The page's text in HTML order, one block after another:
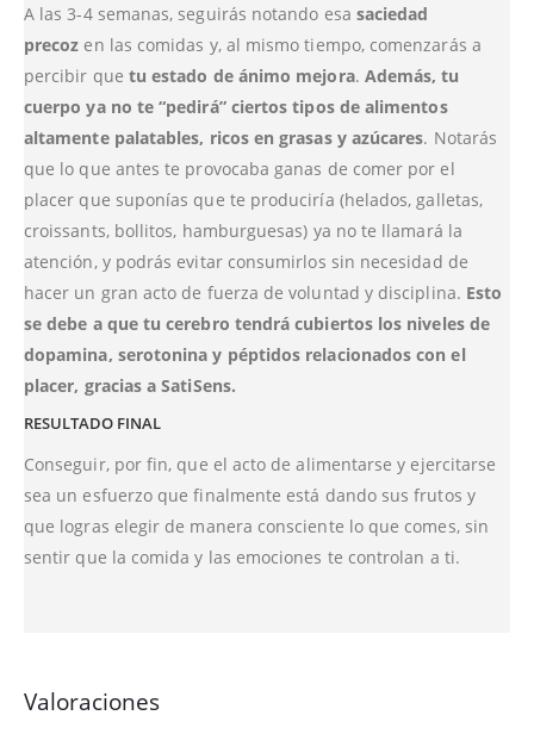
A las 3-4 semanas, seguirás notando esa saciedad
precoz en las comidas y, al mismo tiempo, comenzarás a
percibir que tu estado de ánimo mejora. Además, tu
cuerpo ya no te “pedirá” ciertos tipos de alimentos
altamente palatables, ricos en grasas y azúcares. Notarás
que lo que antes te provocaba ganas de comer por el
placer que suponías que te produciría (helados, galletas,
croissants, bollitos, hamburguesas) ya no te llamará la
atención, y podrás evitar consumirlos sin necesidad de
hacer un gran acto de fuerza de voluntad y disciplina. Esto
se debe a que tu cerebro tendrá cubiertos los niveles de
dopamina, serotonina y péptidos relacionados con el
placer, gracias a SatiSens.
RESULTADO FINAL
Conseguir, por fin, que el acto de alimentarse y ejercitarse
sea un esfuerzo que finalmente está dando sus frutos y
que logras elegir de manera consciente lo que comes, sin
sentir que la comida y las emociones te controlan a ti.
Valoraciones